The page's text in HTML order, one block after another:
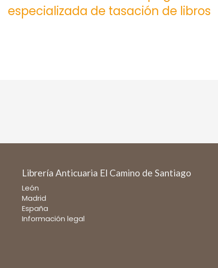
especializada de tasación de libros
Librería Anticuaria El Camino de Santiago
León
Madrid
España
Información legal